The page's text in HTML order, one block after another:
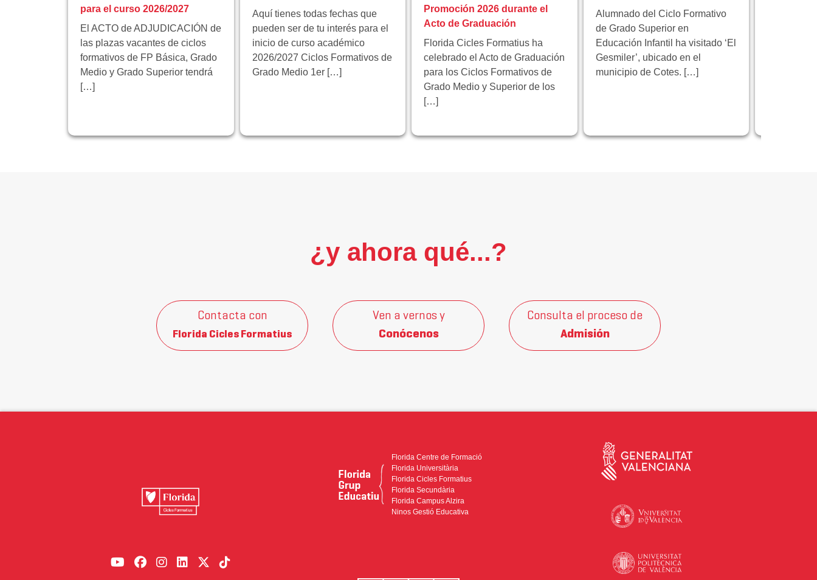
para el curso 2026/2027
El ACTO de ADJUDICACIÓN de
las plazas vacantes de ciclos
formativos de FP Básica, Grado
Medio y Grado Superior tendrá
[…]
Aquí tienes todas fechas que
pueden ser de tu interés para el
inicio de curso académico
2026/2027 Ciclos Formativos de
Grado Medio 1er […]
Promoción 2026 durante el
Acto de Graduación
Florida Cicles Formatius ha
celebrado el Acto de Graduación
para los Ciclos Formativos de
Grado Medio y Superior de los
[…]
Alumnado del Ciclo Formativo
de Grado Superior en
Educación Infantil ha visitado ‘El
Gesmiler’, ubicado en el
municipio de Cotes. […]
¿y ahora qué...?
Contacta con
Florida Cicles Formatius
Ven a vernos y
Conócenos
Consulta el proceso de
Admisión
Florida Centre de Formació
Florida Universitària
Florida Cicles Formatius
Florida Secundària
Florida Campus Alzira
Ninos Gestió Educativa